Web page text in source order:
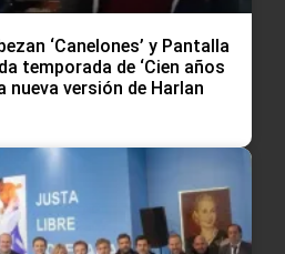
‘Canelones’ y Pantalla
temporada de ‘Cien años
nueva versión de Harlan